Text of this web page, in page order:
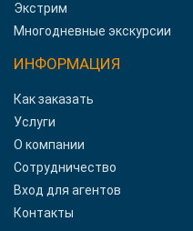
Экстрим
Многодневные экскурсии
ИНФОРМАЦИЯ
Как заказать
Услуги
О компании
Сотрудничество
Вход для агентов
Контакты